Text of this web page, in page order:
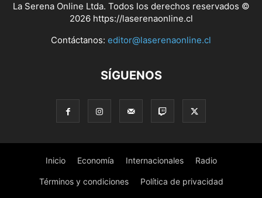
La Serena Online Ltda. Todos los derechos reservados ©
2026 https://laserenaonline.cl
Contáctanos: editor@laserenaonline.cl
SÍGUENOS
Inicio Economía Internacionales Radio
Términos y condiciones Política de privacidad